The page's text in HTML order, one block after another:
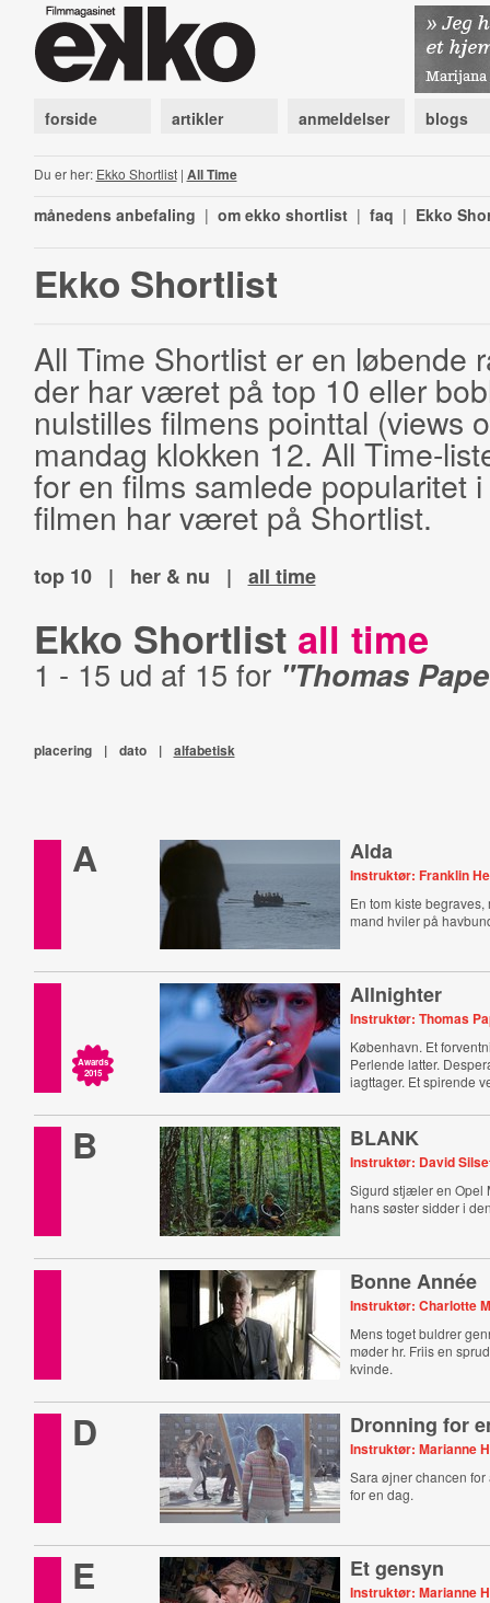
forside artikler anmeldelser blogs
Du er her: Ekko Shortlist| All Time
månedens anbefaling | om ekko shortlist | faq | Ekko
Ekko Shortlist
All Time Shortlist er en løbende
der har været på top 10 eller
nulstilles filmens pointtal (views
mandag klokken 12. All Time-
for en films samlede popularitet
filmen har været på Shortlist.
top 10 | her & nu | all time
Ekko Shortlist all time
1 - 15 ud af 15 for "Thomas
placering | dato | alfabetisk
A Alda
Instruktør: Franklin
En tom kiste
mand hviler på
Awards
2015
Allnighter
Instruktør: Thomas
København. Et
Perlende latter.
iagttager. Et spirende
B BLANK
Instruktør: David
Sigurd stjæler en Opel
hans søster sidder i
Bonne Année
Instruktør: Charlotte
Mens toget buldrer
møder hr. Friis en
kvinde.
D Dronning for
Instruktør: Marianne
Sara øjner chancen
for en dag.
E Et gensyn
Instruktør: Marianne